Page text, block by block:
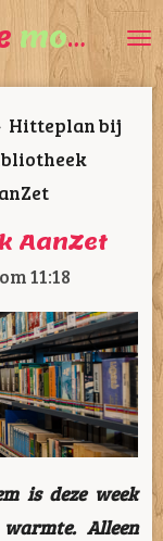
mooiste
Hitteplan bij
AanZet
11:18
is deze week
Alleen